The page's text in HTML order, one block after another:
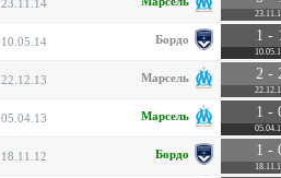
23.11.14
10.05.14 Бордо 1 -
22.12.13 Марсель 2 -
05.04.13 Марсель 1 -
18.11.12 Бордо 1 -